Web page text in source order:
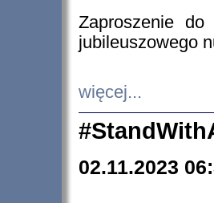
Zaproszenie do
jubileuszowego
więcej...
02.11.2023